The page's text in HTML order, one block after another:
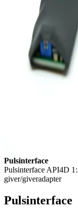
Pulsinterface
Pulsinterface API4D
giver/giveradapter
Pulsinterface